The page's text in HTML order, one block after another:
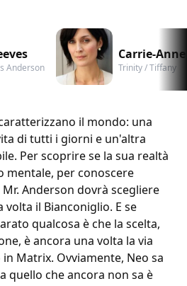
Anderson
Carrie-
Trinity / Tiffany
il mondo: una
di tutti i giorni e un'altra
Per scoprire se la sua realtà
mentale, per conoscere
Anderson dovrà scegliere
il Bianconiglio. E se
qualcosa è che la scelta,
è ancora una volta la via
Matrix. Ovviamente, Neo sa
quello che ancora non sa è